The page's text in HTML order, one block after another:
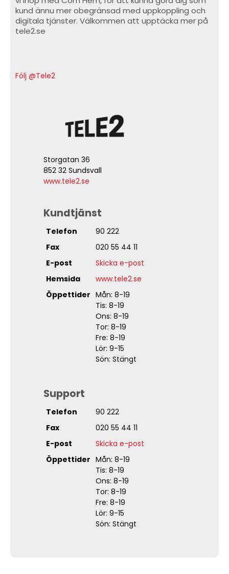
kund ännu mer obegränsad med uppkoppling och
digitala tjänster. Välkommen att upptäcka mer på
tele2.se
Följ @Tele2
Storgatan 36
852 32 Sundsvall
www.tele2.se
Kundtjänst
Telefon
90 222
Fax
020 55 44 11
E-post
Skicka e-post
Hemsida
www.tele2.se
Öppettider Mån: 8-19
Tis: 8-19
Ons: 8-19
Tor: 8-19
Fre: 8-19
Lör: 9-15
Sön: Stängt
Support
Telefon
90 222
Fax
020 55 44 11
E-post
Skicka e-post
Öppettider Mån: 8-19
Tis: 8-19
Ons: 8-19
Tor: 8-19
Fre: 8-19
Lör: 9-15
Sön: Stängt